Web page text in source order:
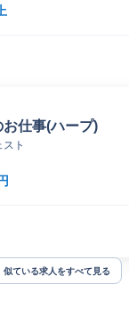
仕事(ハープ)
ト
似ている求人をすべて見る